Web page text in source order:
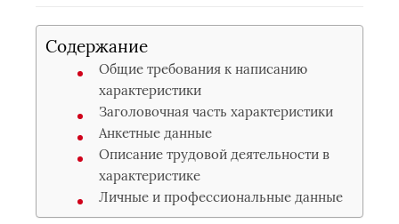
Содержание
Общие требования к написанию
характеристики
Заголовочная часть характеристики
Анкетные данные
Описание трудовой деятельности в
характеристике
Личные и профессиональные данные